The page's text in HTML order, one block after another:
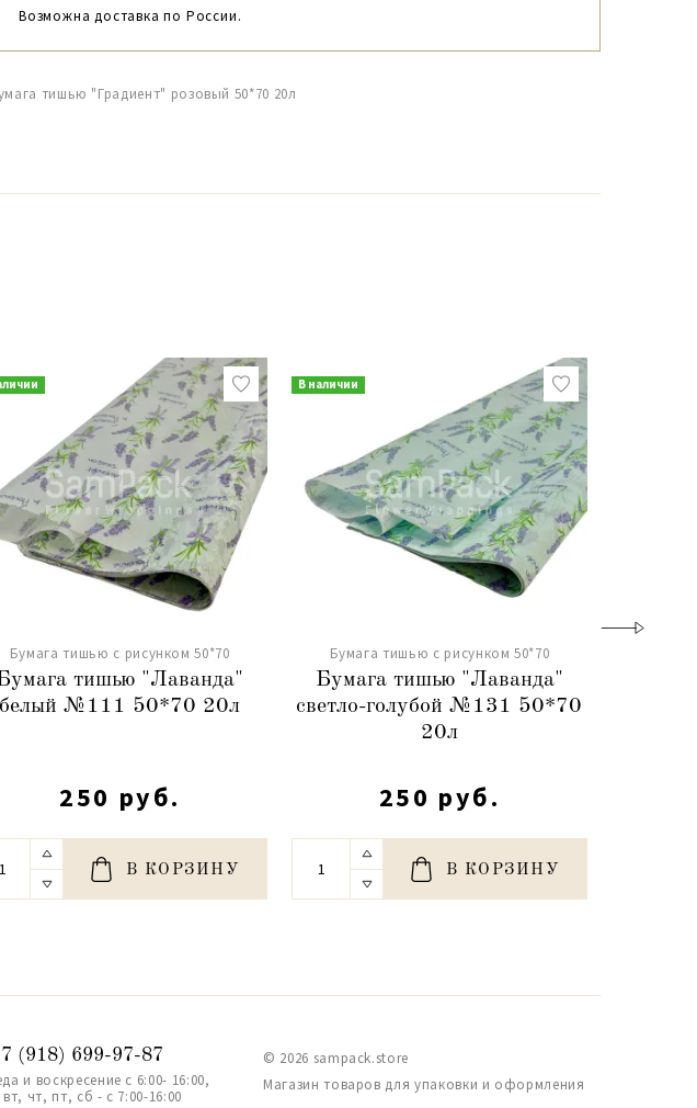
Возможна доставка по России.
тишью "Градиент" розовый 50*70 20л
Бумага тишью с рисунком 50*70
тишью "Лаванда"
белый №111 50*70 20л
250 руб.
В КОРЗИНУ
В наличии
Бумага тишью с рисунком 50*70
Бумага тишью "Лаванда"
светло-голубой №131 50*70
20л
250 руб.
В КОРЗИНУ
(918) 699-97-87
и воскресение с 6:00- 16:00,
чт, пт, сб - с 7:00-16:00
© 2026 sampack.store
Магазин товаров для упаковки и оформления